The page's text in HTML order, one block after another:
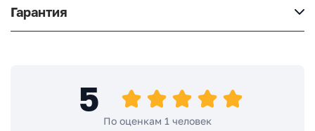
Гарантия
5
По оценкам 1 человек